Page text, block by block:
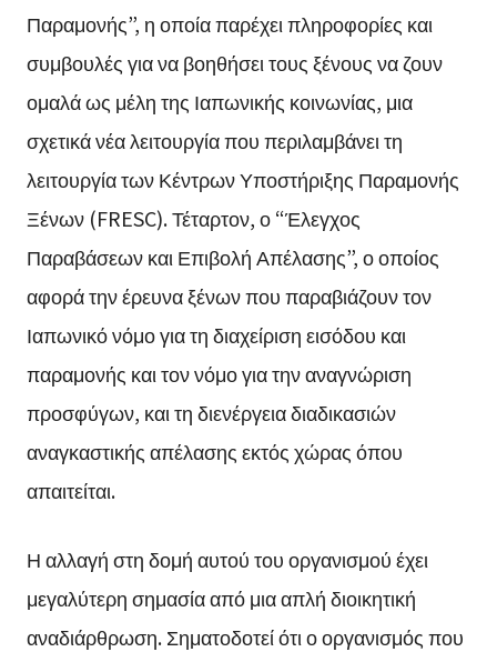
Παραμονής”, η οποία παρέχει πληροφορίες και
συμβουλές για να βοηθήσει τους ξένους να ζουν
ομαλά ως μέλη της Ιαπωνικής κοινωνίας, μια
σχετικά νέα λειτουργία που περιλαμβάνει τη
λειτουργία των Κέντρων Υποστήριξης Παραμονής
Ξένων (FRESC). Τέταρτον, ο “Έλεγχος
Παραβάσεων και Επιβολή Απέλασης”, ο οποίος
αφορά την έρευνα ξένων που παραβιάζουν τον
Ιαπωνικό νόμο για τη διαχείριση εισόδου και
παραμονής και τον νόμο για την αναγνώριση
προσφύγων, και τη διενέργεια διαδικασιών
αναγκαστικής απέλασης εκτός χώρας όπου
απαιτείται.
Η αλλαγή στη δομή αυτού του οργανισμού έχει
μεγαλύτερη σημασία από μια απλή διοικητική
αναδιάρθρωση. Σηματοδοτεί ότι ο οργανισμός που